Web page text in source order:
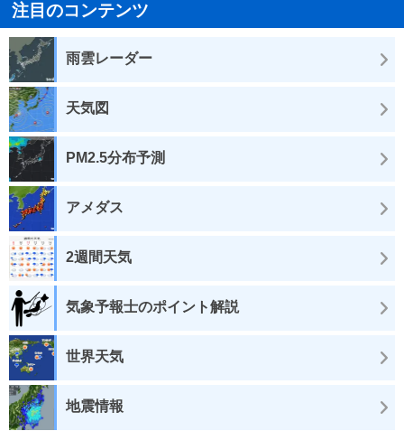
注目のコンテンツ
雨雲レーダー
天気図
PM2.5分布予測
アメダス
2週間天気
気象予報士のポイント解説
世界天気
地震情報